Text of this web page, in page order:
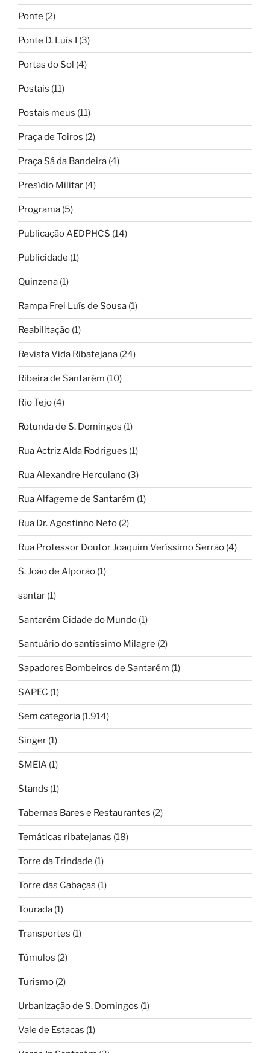
Ponte (2)
Ponte D. Luís I (3)
Portas do Sol (4)
Postais (11)
Postais meus (11)
Praça de Toiros (2)
Praça Sá da Bandeira (4)
Presídio Militar (4)
Programa (5)
Publicação AEDPHCS (14)
Publicidade (1)
Quinzena (1)
Rampa Frei Luís de Sousa (1)
Reabilitação (1)
Revista Vida Ribatejana (24)
Ribeira de Santarém (10)
Rio Tejo (4)
Rotunda de S. Domingos (1)
Rua Actriz Alda Rodrigues (1)
Rua Alexandre Herculano (3)
Rua Alfageme de Santarém (1)
Rua Dr. Agostinho Neto (2)
Rua Professor Doutor Joaquim Veríssimo Serrão (4)
S. João de Alporão (1)
santar (1)
Santarém Cidade do Mundo (1)
Santuário do santíssimo Milagre (2)
Sapadores Bombeiros de Santarém (1)
SAPEC (1)
Sem categoria (1.914)
Singer (1)
SMEIA (1)
Stands (1)
Tabernas Bares e Restaurantes (2)
Temáticas ribatejanas (18)
Torre da Trindade (1)
Torre das Cabaças (1)
Tourada (1)
Transportes (1)
Túmulos (2)
Turismo (2)
Urbanização de S. Domingos (1)
Vale de Estacas (1)